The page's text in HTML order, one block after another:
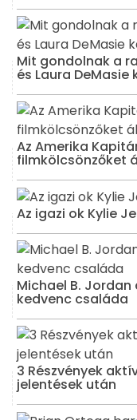
Mit gondolnak a
és Laura
Az Amerika
filmkölcsönzőket
Az igazi ok Kylie
Michael B.
kedvenc családa
3 Részvények
jelentések után